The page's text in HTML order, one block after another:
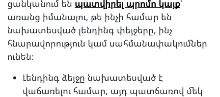
ցանկանում են պատվիրել պրոմո կայք՝
առանց իմանալու, թե ինչի համար են
նախատեսված լենդինգ փեյջերը, ինչ
հնարավորություն կամ սահմանափակումներ
ունեն։
Լենդինգ ձեյջը նախատեսված է
վաճառելու համար, այդ պատճառով մեկ